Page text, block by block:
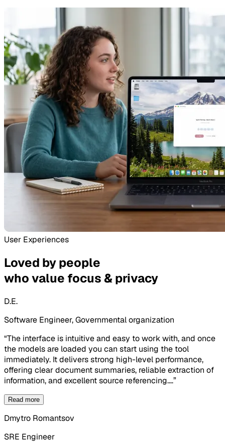
User Experiences
Loved by people
who value focus & privacy
D.E.
Software Engineer, Governmental organization
“The interface is intuitive and easy to work with, and once
the models are loaded you can start using the tool
immediately. It delivers strong high-level performance,
offering clear document summaries, reliable extraction of
information, and excellent source referencing.…”
Read more
Dmytro Romantsov
SRE Engineer